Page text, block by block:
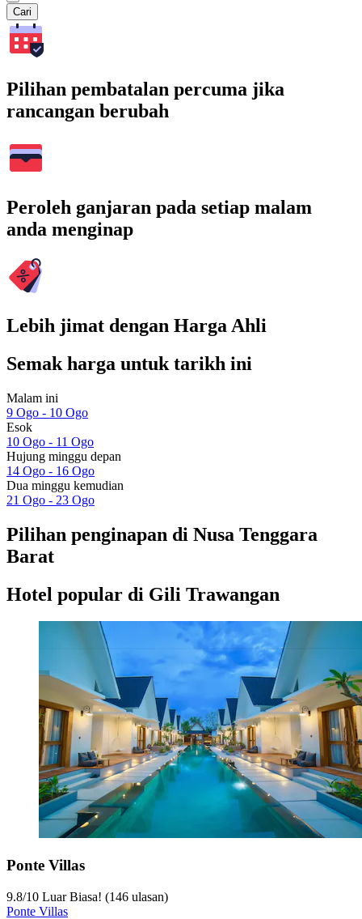
Cari
Pilihan pembatalan percuma jika
rancangan berubah
Peroleh ganjaran pada setiap malam
anda menginap
Lebih jimat dengan Harga Ahli
Semak harga untuk tarikh ini
Malam ini
9 Ogo - 10 Ogo
Esok
10 Ogo - 11 Ogo
Hujung minggu depan
14 Ogo - 16 Ogo
Dua minggu kemudian
21 Ogo - 23 Ogo
Pilihan penginapan di Nusa Tenggara
Barat
Hotel popular di Gili Trawangan
Ponte Villas
9.8/10 Luar Biasa! (146 ulasan)
Ponte Villas